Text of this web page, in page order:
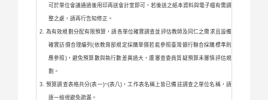
可於單位會議通過後用印再送會計室即可，若後送之紙本資料與電子檔有需調
整之處，請再行告知修正。
為有效規劃分配有限預算，請各單位確實調查並評估教師及同仁之需求且設備
確實訪價合理編列(依教育部規定採購單價若能參照臺灣銀行聯合採購標準則
應參照)，避免預算數與執行數差異過大，遭審查委員質疑預算未審慎評估規
劃。
預算調查表格共分(表一)~(表八)，工作表名稱上皆已備註調查之單位名稱，請
逐一檢視避免疏漏。